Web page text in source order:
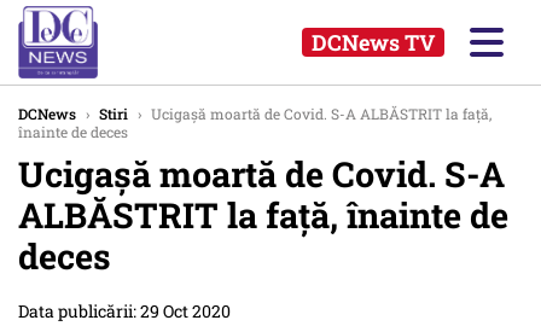
DCNews TV
DCNews › Stiri › Ucigașă moartă de Covid. S-A ALBĂSTRIT la față,
înainte de deces
Ucigașă moartă de Covid. S-A
ALBĂSTRIT la față, înainte de
deces
Data publicării: 29 Oct 2020